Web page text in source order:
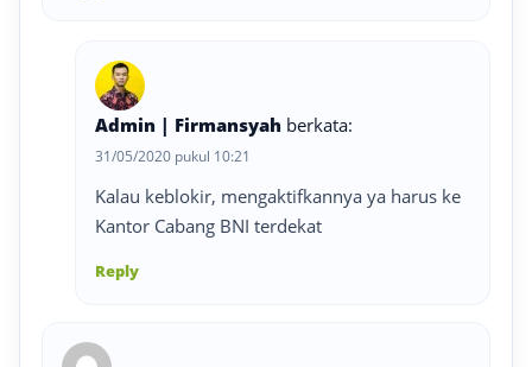
Admin | Firmansyah berkata:
31/05/2020 pukul 10:21
Kalau keblokir, mengaktifkannya ya harus ke
Kantor Cabang BNI terdekat
Reply